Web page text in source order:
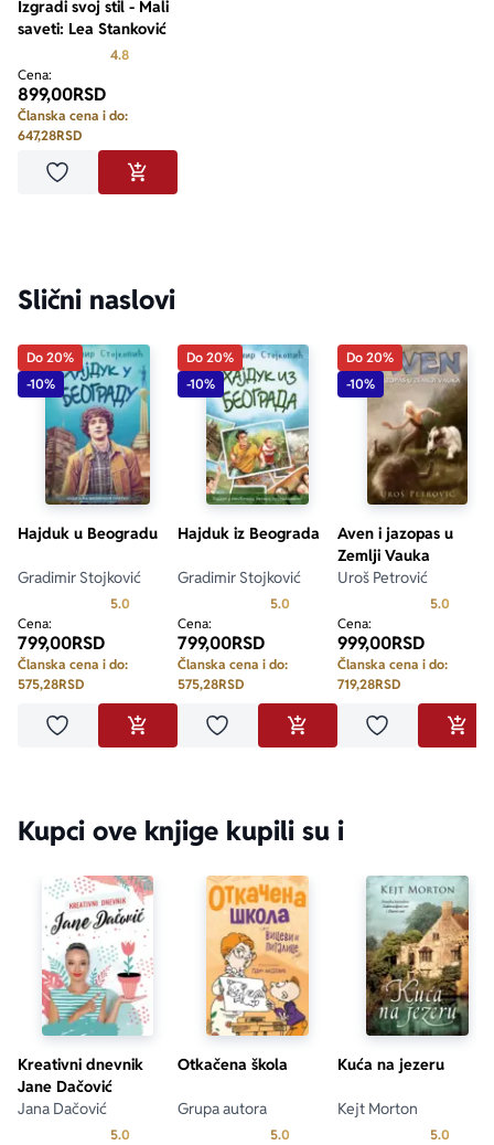
Izgradi svoj stil - Mali
saveti: Lea Stanković
4.8Prosecna ocena je 4.8 od 5
Cena:
899,00RSD
Članska cena i do:
647,28RSD
Dodaj u omiljeneDODAJ U KORPU
Slični naslovi
Do 20%
-10%
Hajduk u Beogradu
Gradimir Stojković
5.0 Prosecna ocena je 5.0 od 5
Cena:
799,00RSD
Članska cena i do:
575,28RSD
Dodaj u omiljeneDODAJ U KORPU
Do 20%
-10%
Hajduk iz Beograda
Gradimir Stojković
5.0 Prosecna ocena je 5.0 od 5
Cena:
799,00RSD
Članska cena i do:
575,28RSD
Dodaj u omiljeneDODAJ U KORPU
Do 20%
-10%
Aven i jazopas u
Zemlji Vauka
Uroš Petrović
5.0
Cena:
999,00RSD
Članska cena i do:
719,28RSD
Dodaj u
Kupci ove knjige kupili su i
Kreativni dnevnik
Jane Dačović
Jana Dačović
5.0 Prosecna ocena je 5.0 od 5
Otkačena škola
Grupa autora
5.0 Prosecna ocena je 5.0 od 5
Kuća na jezeru
Kejt Morton
5.0